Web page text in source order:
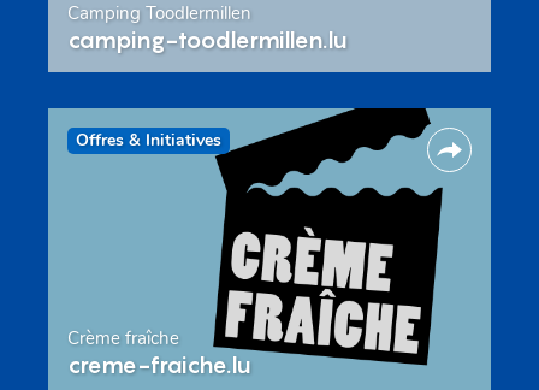
Camping Toodlermillen
camping-toodlermillen.lu
Offres & Initiatives
Crème fraîche
creme-fraiche.lu